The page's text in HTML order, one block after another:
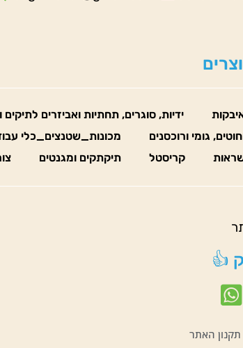
ידיות, סוגרים, תחתיות ואביזרים לתיקים
גומי ורוכסנים מכונות_שטנצים_כלי
קריסטל תיקתקים ומגנטים
👍
תקנון האתר